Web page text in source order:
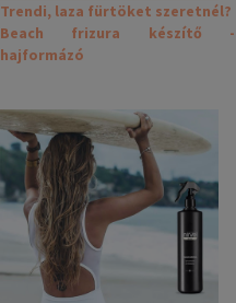
Trendi, laza fürtöket szeretnél?
Beach frizura készítő -
hajformázó